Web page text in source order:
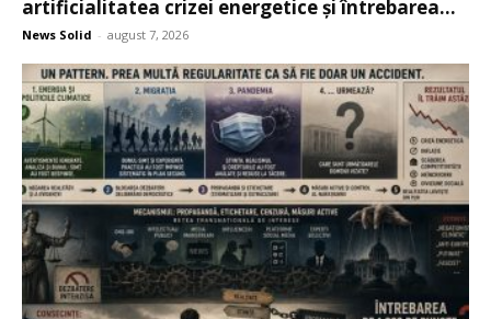
artificialitatea crizei energetice și întrebarea...
News Solid - august 7, 2026